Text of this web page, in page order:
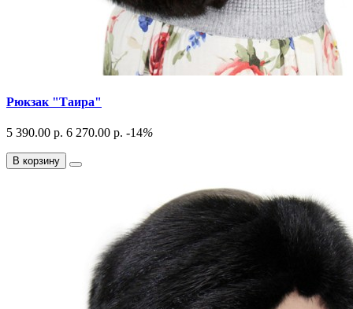
Рюкзак "Таира"
5 390.00 р. 6 270.00 р. -14%
В корзину